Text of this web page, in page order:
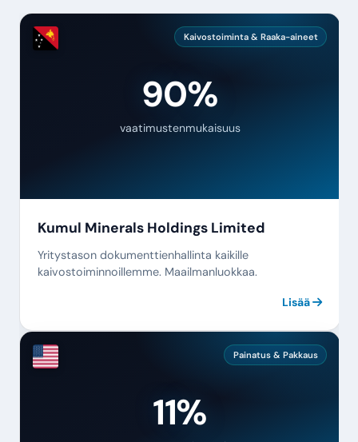
Kaivostoiminta & Raaka-aineet
90%
vaatimustenmukaisuus
Kumul Minerals Holdings Limited
Yritystason dokumenttienhallinta kaikille
kaivostoiminnoillemme. Maailmanluokkaa.
Lisää
Painatus & Pakkaus
92%